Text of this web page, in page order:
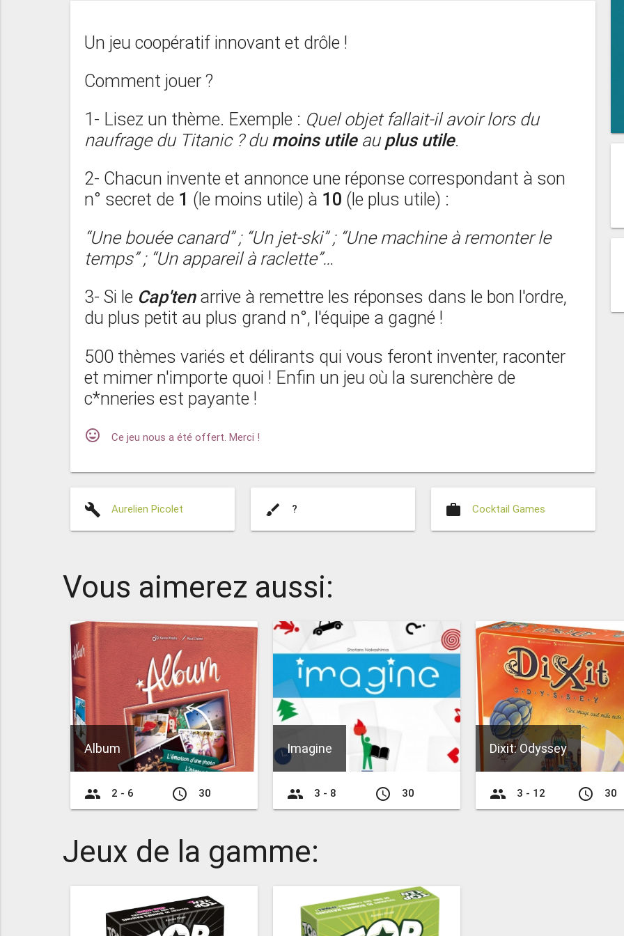
Un jeu coopératif innovant et drôle !
Comment jouer ?
1- Lisez un thème. Exemple : Quel objet fallait-il avoir lors du
naufrage du Titanic ? dumoins utileauplus utile.
2- Chacun invente et annonce une réponse correspondant à son
n° secret de 1 (le moins utile) à 10 (le plus utile) :
“Une bouée canard” ; “Un jet-ski” ; “Une machine à remonter le
temps” ; “Un appareil à raclette”…
3- Si le Cap'tenarrive à remettre les réponses dans le bon l'ordre,
du plus petit au plus grand n°, l'équipe a gagné !
500 thèmes variés et délirants qui vous feront inventer, raconter
et mimer n'importe quoi ! Enfin un jeu où la surenchère de
c*nneries est payante !
mood Ce jeu nous a été offert. Merci !
build Aurelien Picolet brush ? work Cocktail Games
Vous aimerez aussi:
Album
group 2 - 6 access_time 30
Imagine
group 3 - 8 access_time 30
Dixit: Odyssey
group 3 - 12 access_time 30
Jeux de la gamme: